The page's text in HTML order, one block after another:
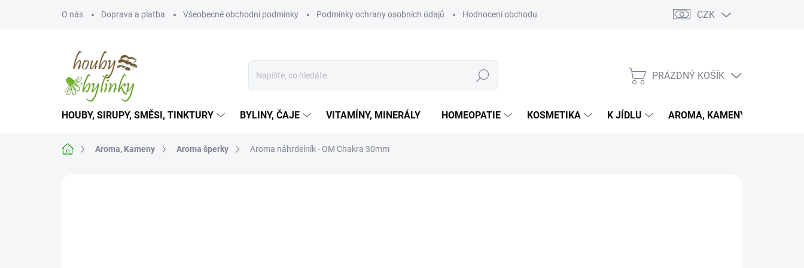
O nás Doprava a platba Všeobecné obchodní podmínky Podmínky ochrany osobních údajů Hodnocení obchodu CZK
Hledat
NÁKUPNÍ
PRÁZDNÝ KOŠÍK
HOUBY, SIRUPY, SMĚSI, TINKTURY BYLINY, ČAJE VITAMÍNY, MINERÁLY HOMEOPATIE KOSMETIKA K JÍDLU AROMA, KAMENY
Domů Aroma, Kameny Aroma šperky Aroma náhrdelník - OM Chakra 30mm